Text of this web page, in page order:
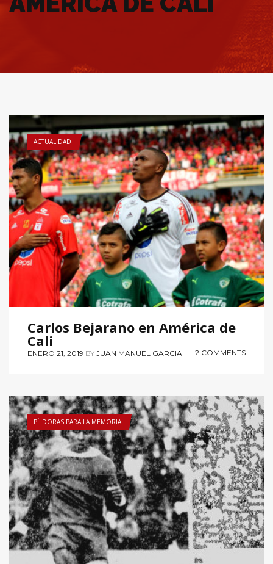
ACTUALIDAD
Carlos Bejarano en América de
Cali
ENERO 21, 2019 BY JUAN MANUEL GARCIA 2 COMMENTS
PÍLDORAS PARA LA MEMORIA